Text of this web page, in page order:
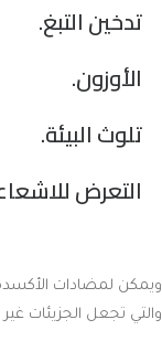
تدخين التبغ.
الأوزون.
تلوث البيئة.
التعرض
ويمكن لمضادات
والتي تجعل الجزيئات